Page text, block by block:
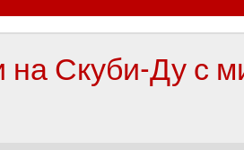
на Скуби-Ду с